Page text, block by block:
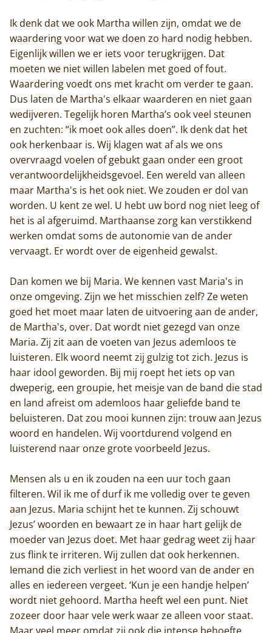
Home
Ik denk dat we ook Martha willen zijn, omdat we de
waardering voor wat we doen zo hard nodig hebben.
Eigenlijk willen we er iets voor terugkrijgen. Dat
moeten we niet willen labelen met goed of fout.
Waardering voedt ons met kracht om verder te gaan.
Dus laten de Martha's elkaar waarderen en niet gaan
wedijveren. Tegelijk horen Martha’s ook veel steunen
en zuchten: “ik moet ook alles doen”. Ik denk dat het
ook herkenbaar is. Wij klagen wat af als we ons
overvraagd voelen of gebukt gaan onder een groot
verantwoordelijkheidsgevoel. Een wereld van alleen
maar Martha's is het ook niet. We zouden er dol van
worden. U kent ze wel. U hebt uw bord nog niet leeg of
het is al afgeruimd. Marthaanse zorg kan verstikkend
werken omdat soms de autonomie van de ander
vervaagt. Er wordt over de eigenheid gewalst.
Dan komen we bij Maria. We kennen vast Maria's in
onze omgeving. Zijn we het misschien zelf? Ze weten
goed het moet maar laten de uitvoering aan de ander,
de Martha's, over. Dat wordt niet gezegd van onze
Maria. Zij zit aan de voeten van Jezus ademloos te
luisteren. Elk woord neemt zij gulzig tot zich. Jezus is
haar idool geworden. Bij mij roept het iets op van
dweperig, een groupie, het meisje van de band die stad
en land afreist om ademloos haar geliefde band te
beluisteren. Dat zou mooi kunnen zijn: trouw aan Jezus
woord en handelen. Wij voortdurend volgend en
luisterend naar onze grote voorbeeld Jezus.
Mensen als u en ik zouden na een uur toch gaan
filteren. Wil ik me of durf ik me volledig over te geven
aan Jezus. Maria schijnt het te kunnen. Zij schouwt
Jezus’ woorden en bewaart ze in haar hart gelijk de
moeder van Jezus doet. Met haar gedrag weet zij haar
zus flink te irriteren. Wij zullen dat ook herkennen.
Iemand die zich verliest in het woord van de ander en
alles en iedereen vergeet. ‘Kun je een handje helpen’
wordt niet gehoord. Martha heeft wel een punt. Niet
zozeer door haar vele werk waar ze alleen voor staat.